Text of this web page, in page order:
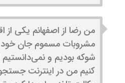
من رضا از اصفهانم یکی از
مشروبات مسموم جان خود
شوکه بودیم و نمی‌دانستیم
کنیم من در اینترنت